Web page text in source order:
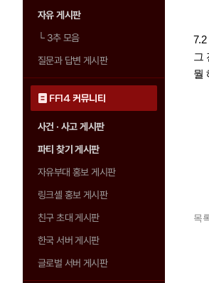
자유 게시판
└3추 모음
질문과 답변 게시판
FF14 커뮤니티
사건 · 사고 게시판
파티 찾기 게시판
자유부대 홍보 게시판
링크셸 홍보 게시판
친구 초대 게시판
한국 서버 게시판
글로벌 서버 게시판
그
뭘
목